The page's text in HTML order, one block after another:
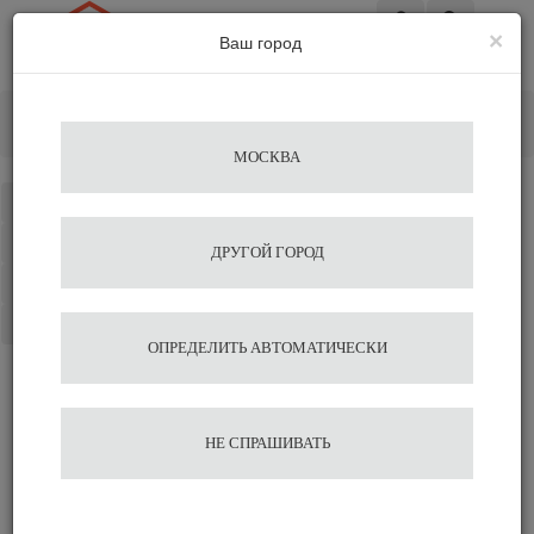
Кофемолка Fiorenzato F5
DT Timer Grey
×
Ваш город
МОСКВА
ДРУГОЙ ГОРОД
ОПРЕДЕЛИТЬ АВТОМАТИЧЕСКИ
НЕ СПРАШИВАТЬ